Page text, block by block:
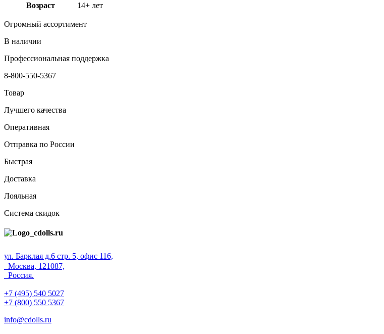
Возраст
14+ лет
Огромный ассортимент
В наличии
Профессиональная поддержка
8-800-550-5367
Товар
Лучшего качества
Оперативная
Отправка по России
Быстрая
Доставка
Лояльная
Система скидок
ул. Барклая д.6 стр. 5, офис 116,
Москва, 121087,
Россия.
+7 (495) 540 5027
+7 (800) 550 5367
info@cdolls.ru